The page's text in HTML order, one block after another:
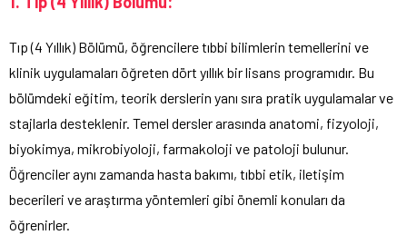
Tıp (4 Yıllık) Bölümü, öğrencilere tıbbi bilimlerin temellerini ve
klinik uygulamaları öğreten dört yıllık bir lisans programıdır. Bu
bölümdeki eğitim, teorik derslerin yanı sıra pratik uygulamalar ve
stajlarla desteklenir. Temel dersler arasında anatomi, fizyoloji,
biyokimya, mikrobiyoloji, farmakoloji ve patoloji bulunur.
Öğrenciler aynı zamanda hasta bakımı, tıbbi etik, iletişim
becerileri ve araştırma yöntemleri gibi önemli konuları da
öğrenirler.